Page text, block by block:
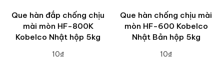
Que hàn đắp chống chịu
mài mòn HF-800K
Kobelco Nhật hộp 5kg
10₫
Que hàn chống chịu mài
mòn HF-600 Kobelco
Nhật Bản hộp 5kg
10₫